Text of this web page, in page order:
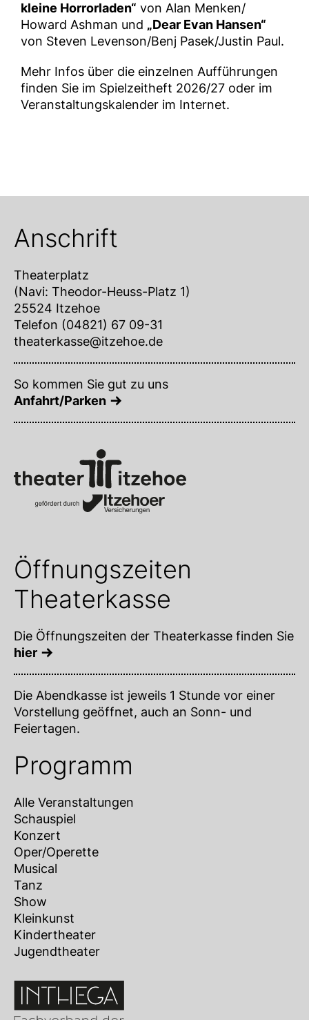
kleine Horrorladen“ von Alan Menken/
Howard Ashman und „Dear Evan Hansen“
von Steven Levenson/Benj Pasek/Justin Paul.
Mehr Infos über die einzelnen Aufführungen
finden Sie im Spielzeitheft 2026/27 oder im
Veranstaltungskalender im Internet.
Anschrift
Theaterplatz
(Navi: Theodor-Heuss-Platz 1)
25524 Itzehoe
Telefon (04821) 67 09-31
theaterkasse@itzehoe.de
So kommen Sie gut zu uns
Anfahrt/Parken
Öffnungszeiten
Theaterkasse
Die Öffnungszeiten der Theaterkasse finden Sie
hier
Die Abendkasse ist jeweils 1 Stunde vor einer
Vorstellung geöffnet, auch an Sonn- und
Feiertagen.
Programm
Alle Veranstaltungen
Schauspiel
Konzert
Oper/Operette
Musical
Tanz
Show
Kleinkunst
Kindertheater
Jugendtheater